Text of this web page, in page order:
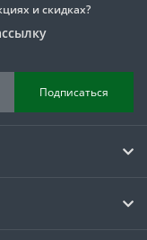
и скидках?
Подписаться